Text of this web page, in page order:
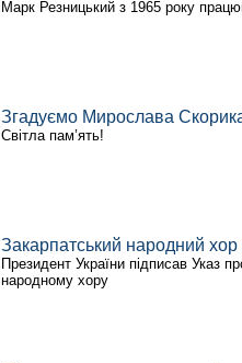
Марк Резницький з 1965 року
Згадуємо Мирослава
Світла пам’ять!
Закарпатський народний
Президент України підписав Указ
народному хору